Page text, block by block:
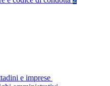
e imprese